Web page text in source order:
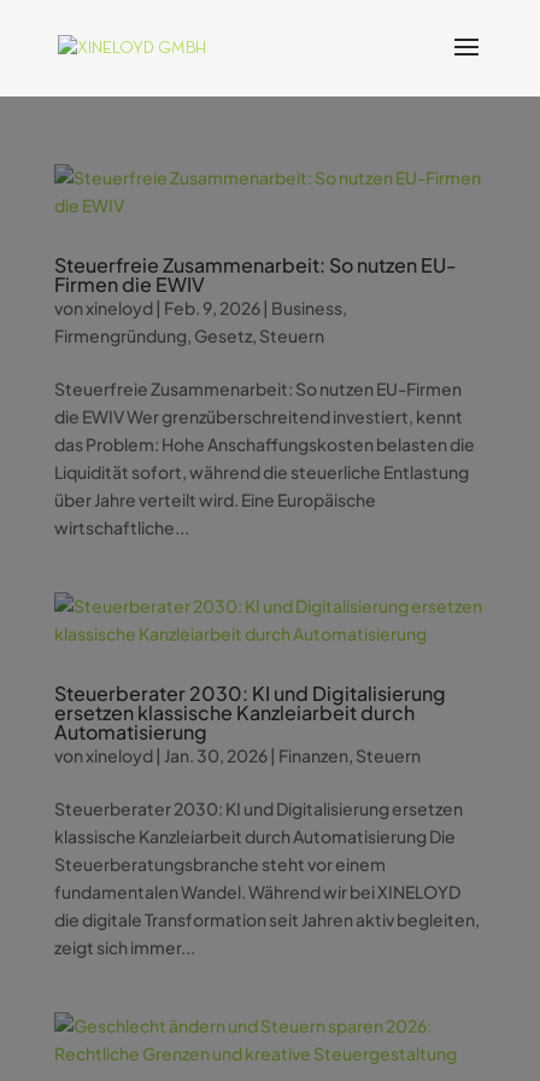
Steuerfreie Zusammenarbeit: So nutzen EU-
Firmen die EWIV
vonxineloyd| Feb. 9, 2026| Business,
Firmengründung, Gesetz, Steuern
Steuerfreie Zusammenarbeit: So nutzen EU-Firmen
die EWIV Wer grenzüberschreitend investiert, kennt
das Problem: Hohe Anschaffungskosten belasten die
Liquidität sofort, während die steuerliche Entlastung
über Jahre verteilt wird. Eine Europäische
wirtschaftliche...
Steuerberater 2030: KI und Digitalisierung
ersetzen klassische Kanzleiarbeit durch
Automatisierung
vonxineloyd| Jan. 30, 2026| Finanzen, Steuern
Steuerberater 2030: KI und Digitalisierung ersetzen
klassische Kanzleiarbeit durch Automatisierung Die
Steuerberatungsbranche steht vor einem
fundamentalen Wandel. Während wir bei XINELOYD
die digitale Transformation seit Jahren aktiv begleiten,
zeigt sich immer...